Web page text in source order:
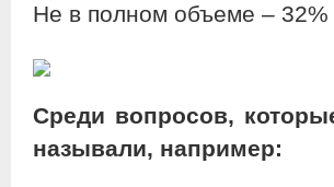
Не в полном объеме – 32%
Среди вопросов,
называли, например: